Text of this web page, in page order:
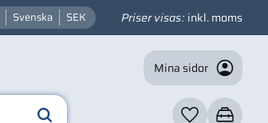
Svenska SEK Priser visas inkl. moms
Mina sidor
Favoriter
Kundvagn